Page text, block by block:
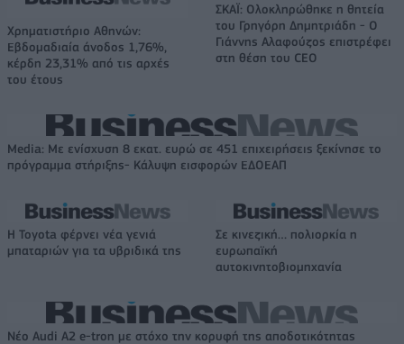
Χρηματιστήριο Αθηνών:
Εβδομαδιαία άνοδος 1,76%,
κέρδη 23,31% από τις αρχές
του έτους
ΣΚΑΪ: Ολοκληρώθηκε η θητεία
του Γρηγόρη Δημητριάδη - Ο
Γιάννης Αλαφούζος επιστρέφει
στη θέση του CEO
Media: Με ενίσχυση 8 εκατ. ευρώ σε 451 επιχειρήσεις ξεκίνησε το
πρόγραμμα στήριξης- Κάλυψη εισφορών ΕΔΟΕΑΠ
Η Toyota φέρνει νέα γενιά
μπαταριών για τα υβριδικά της
Σε κινεζική… πολιορκία η
ευρωπαϊκή
αυτοκινητοβιομηχανία
Νέο Audi A2 e-tron με στόχο την κορυφή της αποδοτικότητας